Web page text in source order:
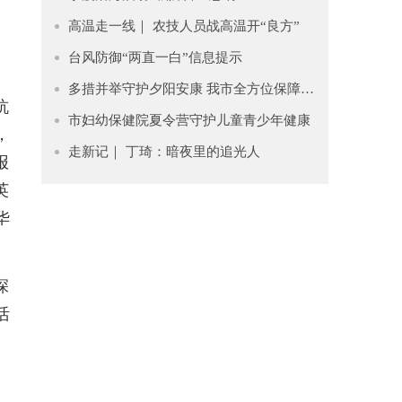
高温走一线｜ 农技人员战高温开“良方”
台风防御“两直一白”信息提示
多措并举守护夕阳安康 我市全方位保障老年人清凉度夏
市妇幼保健院夏令营守护儿童青少年健康
走新记｜ 丁琦：暗夜里的追光人